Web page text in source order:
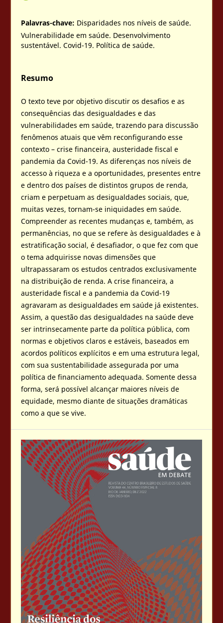
Palavras-chave: Disparidades nos níveis de saúde.
Vulnerabilidade em saúde. Desenvolvimento
sustentável. Covid-19. Política de saúde.
Resumo
O texto teve por objetivo discutir os desafios e as
consequências das desigualdades e das
vulnerabilidades em saúde, trazendo para discussão
fenômenos atuais que vêm reconfigurando esse
contexto – crise financeira, austeridade fiscal e
pandemia da Covid-19. As diferenças nos níveis de
accesso à riqueza e a oportunidades, presentes entre
e dentro dos países de distintos grupos de renda,
criam e perpetuam as desigualdades sociais, que,
muitas vezes, tornam-se iniquidades em saúde.
Compreender as recentes mudanças e, também, as
permanências, no que se refere às desigualdades e à
estratificação social, é desafiador, o que fez com que
o tema adquirisse novas dimensões que
ultrapassaram os estudos centrados exclusivamente
na distribuição de renda. A crise financeira, a
austeridade fiscal e a pandemia da Covid-19
agravaram as desigualdades em saúde já existentes.
Assim, a questão das desigualdades na saúde deve
ser intrinsecamente parte da política pública, com
normas e objetivos claros e estáveis, baseados em
acordos políticos explícitos e em uma estrutura legal,
com sua sustentabilidade assegurada por uma
política de financiamento adequada. Somente dessa
forma, será possível alcançar maiores níveis de
equidade, mesmo diante de situações dramáticas
como a que se vive.